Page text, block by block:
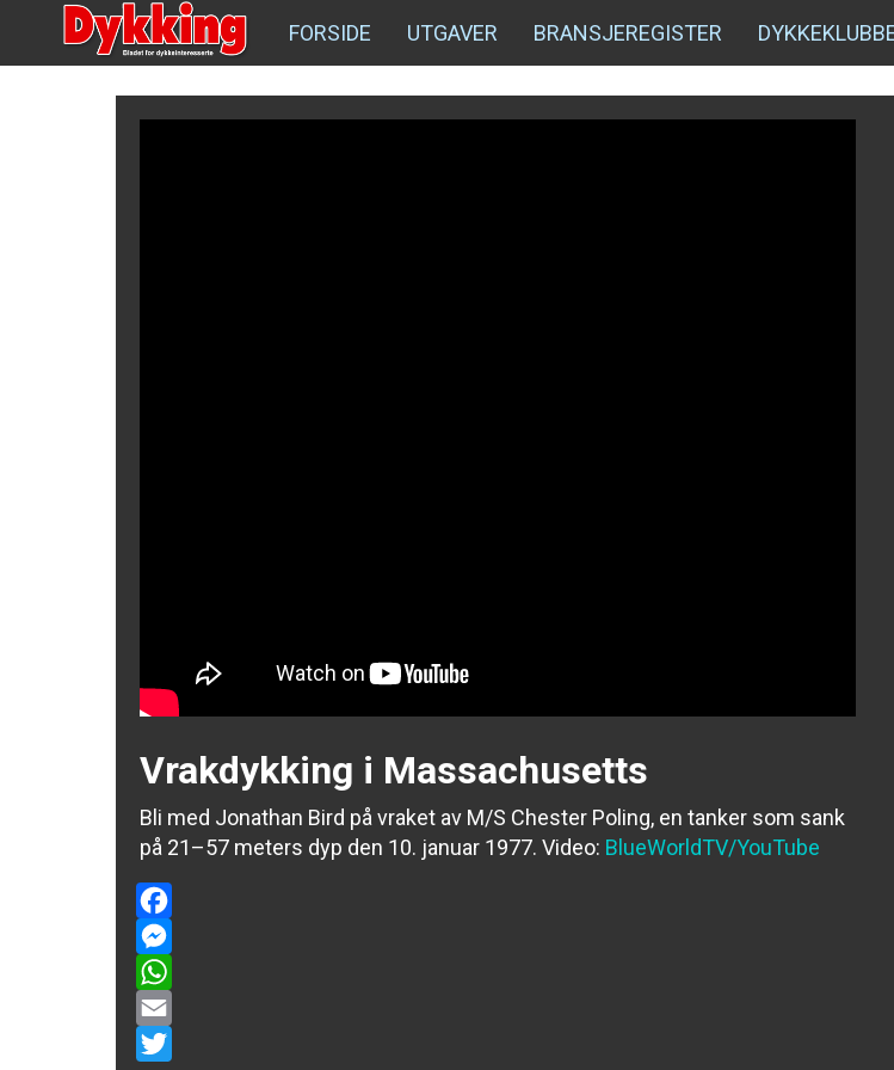
FORSIDE UTGAVER BRANSJEREGISTER
Vrakdykking i Massachusetts
Bli med Jonathan Bird på vraket av M/S Chester Poling, en tanker som sank
på 21–57 meters dyp den 10. januar 1977. Video: BlueWorldTV/YouTube
Facebook
Messenger
WhatsApp
Email